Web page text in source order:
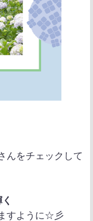
んをチェックして
すように☆彡